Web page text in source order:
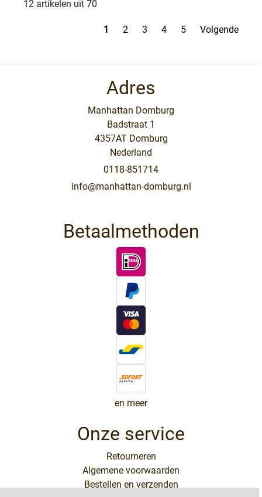
12 artikelen uit 70
1 2 3 4 5 Volgende
Adres
Manhattan Domburg
Badstraat 1
4357AT Domburg
Nederland
0118-851714
info@manhattan-domburg.nl
Betaalmethoden
en meer
Onze service
Retourneren
Algemene voorwaarden
Bestellen en verzenden